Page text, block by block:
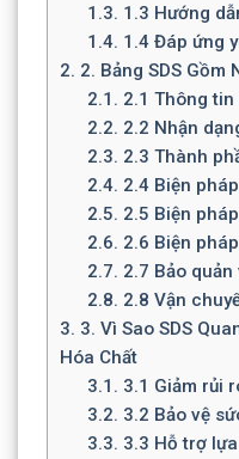
1.3. 1.3 Hướng
1.4. 1.4 Đáp ứng
2. 2. Bảng SDS Gồm
2.1. 2.1 Thông
2.2. 2.2 Nhận
2.3. 2.3 Thành
2.4. 2.4 Biện
2.5. 2.5 Biện
2.6. 2.6 Biện
2.7. 2.7 Bảo
2.8. 2.8 Vận
3. 3. Vì Sao SDS
Hóa Chất
3.1. 3.1 Giảm rủi
3.2. 3.2 Bảo vệ
3.3. 3.3 Hỗ trợ